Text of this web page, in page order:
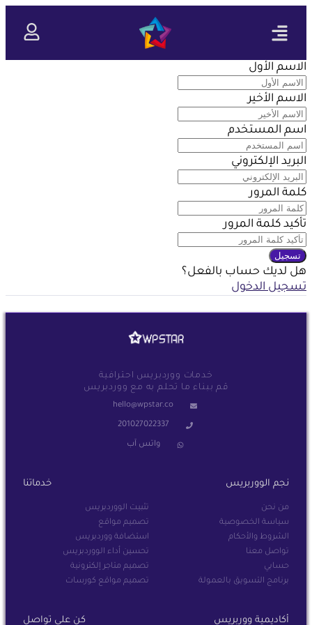
الاسم الأول
الاسم الأخير
اسم المستخدم
البريد الإلكتروني
كلمة المرور
تأكيد كلمة المرور
تسجيل
هل لديك حساب بالفعل؟
تسجيل الدخول
خدمات ووردبريس احترافية
قم ببناء ما تحلم به مع ووردبريس
hello@wpstar.co
201027022337
واتس آب
نجم الووربريس
من نحن
سياسة الخصوصية
الشروط والأحكام
تواصل معنا
حسابي
برنامج التسويق بالعمولة
خدماتنا
تثبيت الووردبريس
تصميم مواقع
استضافة ووردبريس
تحسين أداء الووردبريس
تصميم متاجر إلكترونية
تصميم مواقع كورسات
أكاديمية ووربريس كن على تواصل